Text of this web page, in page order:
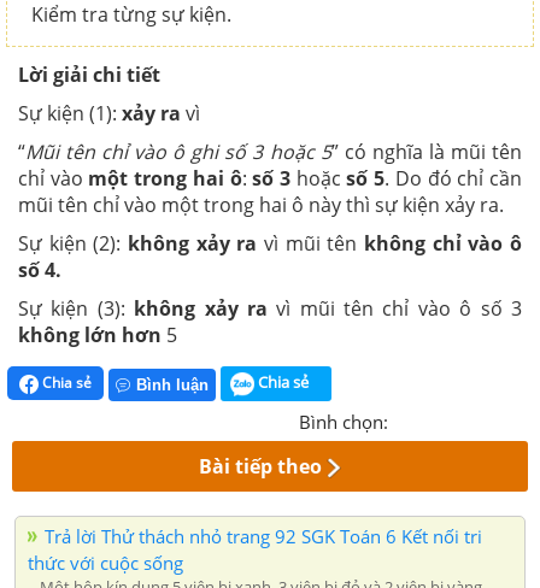
Kiểm tra từng sự kiện.
Lời giải chi tiết
Sự kiện (1): xảy ra vì
“Mũi tên chỉ vào ô ghi số 3 hoặc 5” có nghĩa là mũi tên
chỉ vào một trong hai ô:số 3 hoặcsố 5. Do đó chỉ cần
mũi tên chỉ vào một trong hai ô này thì sự kiện xảy ra.
Sự kiện (2): không xảy ra vì mũi tên không chỉ vào ô
số 4.
Sự kiện (3): không xảy ra vì mũi tên chỉ vào ô số 3
không lớn hơn 5
Chia sẻ Bình luận Chia sẻ
Bình chọn:
Bài tiếp theo
Trả lời Thử thách nhỏ trang 92 SGK Toán 6 Kết nối tri
thức với cuộc sống